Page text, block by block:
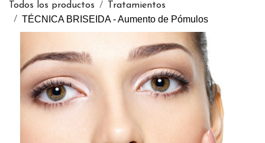
Todos los productos Tratamientos
TÉCNICA BRISEIDA - Aumento de Pómulos